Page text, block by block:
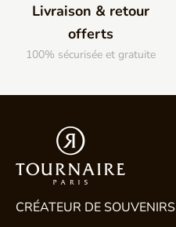
Livraison & retour
offerts
100% sécurisée et gratuite
CRÉATEUR DE SOUVENIRS